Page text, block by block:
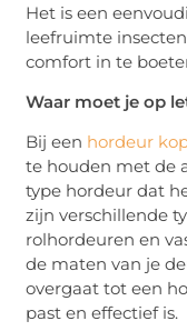
Het is een
leefruimte
comfort in te
Waar moet je op
Bij een hordeur
te houden met de
type hordeur dat
zijn verschillende
rolhordeuren en
de maten van je
overgaat tot een
past en effectief is.